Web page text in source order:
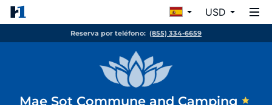
USD
Reserva por teléfono: (855) 334-6659
Mae Sot Commune and Camping